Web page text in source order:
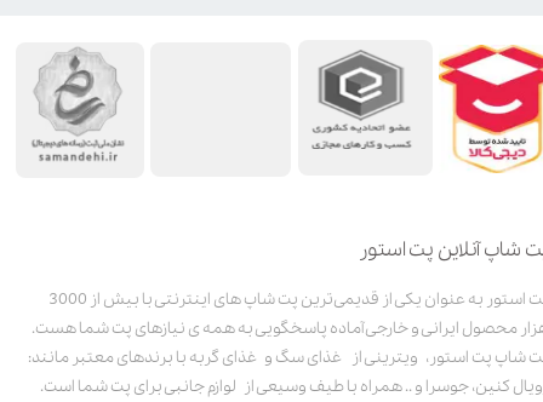
شاپ آنلاین پت استور
پت استور به عنوان یکی از قدیمی‌ترین پت شاپ های اینترنتی با بیش از 3000
محصول ایرانی و خارجی آماده پاسخگویی به همه ی نیازهای پت شما هست.
شاپ پت استور، ویترینی از غذای سگ و غذای گربه با برندهای معتبر مانند:
کنین، جوسرا و .. همراه با طیف وسیعی از لوازم جانبی برای پت شما است.